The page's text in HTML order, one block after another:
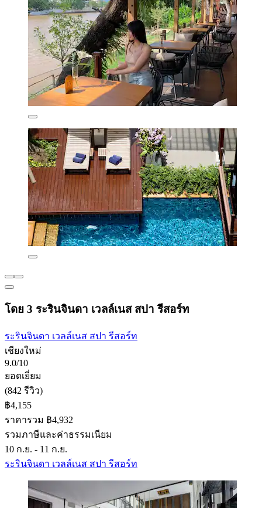
โดย 3 ระรินจินดา เวลล์เนส สปา รีสอร์ท
ระรินจินดา เวลล์เนส สปา รีสอร์ท
เชียงใหม่
9.0/10
ยอดเยี่ยม
(842 รีวิว)
฿4,155
ราคารวม ฿4,932
รวมภาษีและค่าธรรมเนียม
10 ก.ย. - 11 ก.ย.
ระรินจินดา เวลล์เนส สปา รีสอร์ท